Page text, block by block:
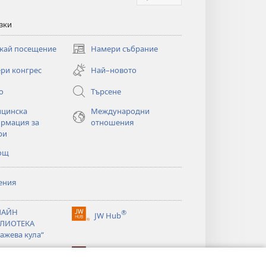
посещение Намери събрание
(отваря
нов
прозорец)
конгрес
Най–новото
Търсене
за
Международни
отношения
кула“
JW Hub®
(отваря